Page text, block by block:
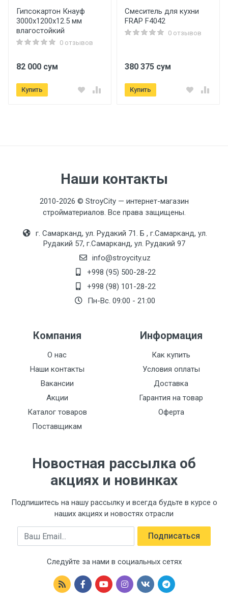
Гипсокартон Кнауф
3000х1200х12.5 мм
влагостойкий
0 отзывов
82 000 сум
Купить
Смеситель для кухни
FRAP F4042
0 отзывов
380 375 сум
Купить
Наши контакты
2010-2026 © StroyCity — интернет-магазин
стройматериалов. Все права защищены.
г. Самарканд, ул. Рудакий 71. Б , г.Самарканд, ул.
Рудакий 57, г.Самарканд, ул. Рудакий 97
info@stroycity.uz
+998 (95) 500-28-22
+998 (98) 101-28-22
Пн-Вс. 09:00 - 21:00
Компания
О нас
Наши контакты
Вакансии
Акции
Каталог товаров
Поставщикам
Информация
Как купить
Условия оплаты
Доставка
Гарантия на товар
Оферта
Новостная рассылка об
акциях и новинках
Подпишитесь на нашу рассылку и всегда будьте в курсе о
наших акциях и новостях отрасли
Email Подписаться
Следуйте за нами в социальных сетях